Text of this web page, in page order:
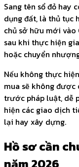
Sang tên sổ đỏ hay
dụng đất, là thủ tục
chủ sở hữu mới
sau khi thực hiện
hoặc chuyển
Nếu không thực hiện
mua sẽ không được
trước pháp luật, dễ
hiện các giao dịch
lại hay xây dựng.
Hồ sơ cần